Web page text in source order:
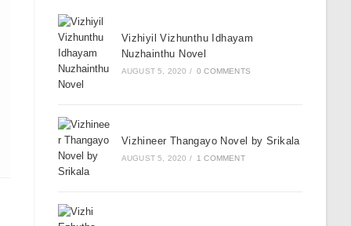
Vizhiyil Vizhunthu Idhayam
Nuzhainthu Novel
AUGUST 5, 2020 / 0 COMMENTS
Vizhineer Thangayo Novel by Srikala
AUGUST 5, 2020 / 1 COMMENT